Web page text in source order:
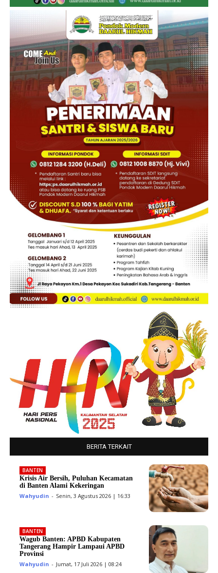
BERITA TERKAIT
BANTEN
Krisis Air Bersih, Puluhan Kecamatan
di Banten Alami Kekeringan
Wahyudin - Senin, 3 Agustus 2026 | 16:33
BANTEN
Wagub Banten: APBD Kabupaten
Tangerang Hampir Lampaui APBD
Provinsi
Wahyudin - Jumat, 17 Juli 2026 | 08:24